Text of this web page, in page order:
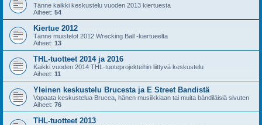
Tänne kaikki keskustelu vuoden 2013 kiertuesta
Aiheet: 54
Kiertue 2012
Tänne muistelot 2012 Wrecking Ball -kiertueelta
Aiheet: 13
THL-tuotteet 2014 ja 2016
Kaikki vuoden 2014 THL-tuoteprojekteihin liittyvä keskustelu
Aiheet: 11
Yleinen keskustelu Brucesta ja E Street Bandistä
Vapaata keskustelua Brucea, hänen musiikkiaan tai muita bändiläisiä sivuten
Aiheet: 76
THL-tuotteet 2013